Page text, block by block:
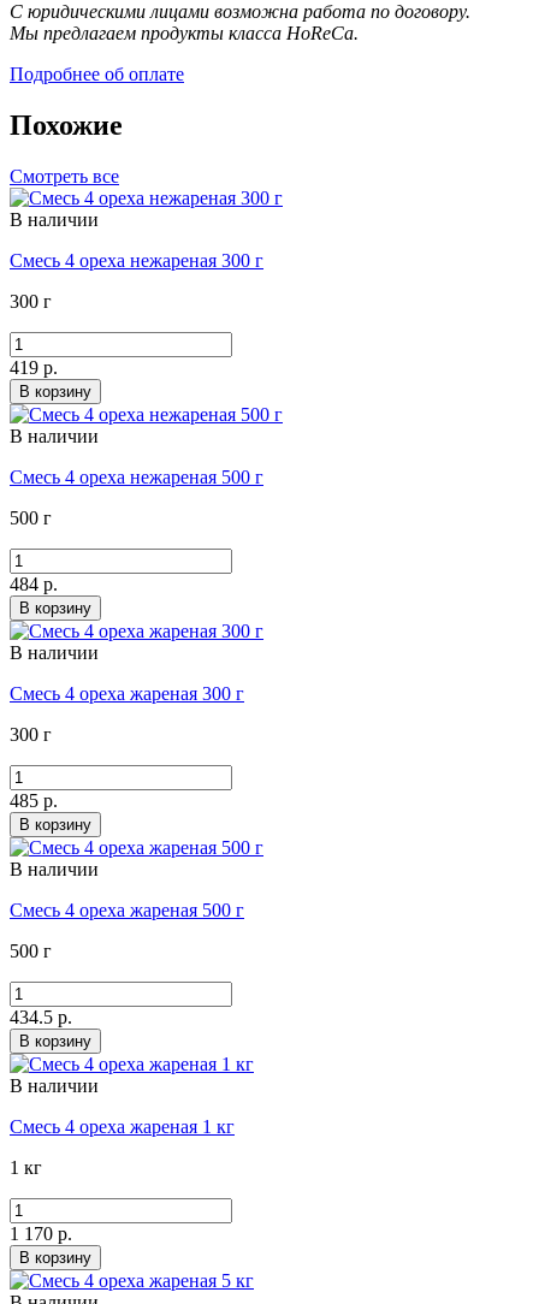
С юридическими лицами возможна работа по договору.
Мы предлагаем продукты класса HoReCa.
Подробнее об оплате
Похожие
Смотреть все
В наличии
Смесь 4 ореха нежареная 300 г
300 г
419 р.
В корзину
В наличии
Смесь 4 ореха нежареная 500 г
500 г
484 р.
В корзину
В наличии
Смесь 4 ореха жареная 300 г
300 г
485 р.
В корзину
В наличии
Смесь 4 ореха жареная 500 г
500 г
434.5 р.
В корзину
В наличии
Смесь 4 ореха жареная 1 кг
1 кг
1 170 р.
В корзину